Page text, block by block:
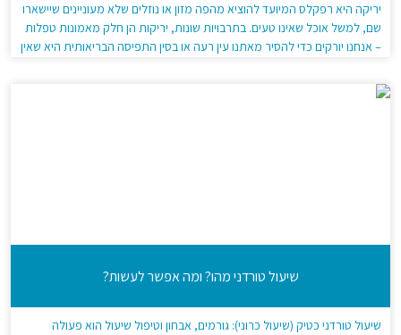
יריקה היא רפקלס המיועד להוציא מהפה מזון או נוזלים שלא מעוניינים שיישארו
שם, למשל אוכל שאינו טעים. בתרבויות שונות, יריקות הן חלק מאמונות טפלות
– אנחנו יורקים כדי להסיר מאתנו עין רעה או בסין התפיסה הבריאותית היא שאין
שיעול טורדני מהו? ומה אפשר לעשות?
שיעול טורדני כטיק (שיעול כרוני): גורמים, אבחון וטיפול שיעול הוא פעולה